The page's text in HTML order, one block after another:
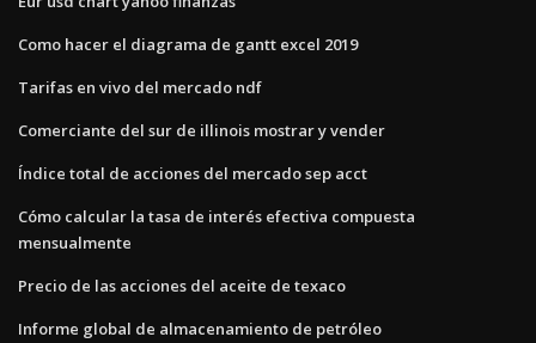
Como hacer el diagrama de gantt excel 2019
Tarifas en vivo del mercado ndf
Comerciante del sur de illinois mostrar y vender
Índice total de acciones del mercado sep acct
Cómo calcular la tasa de interés efectiva compuesta
mensualmente
Precio de las acciones del aceite de texaco
Informe global de almacenamiento de petróleo